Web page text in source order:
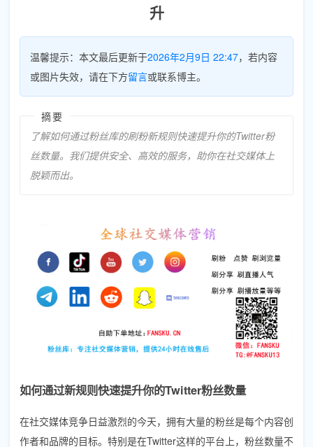
升
温馨提示：本文最后更新于2026年2月9日 22:47，若内容
或图片失效，请在下方留言或联系博主。
摘要
了解如何通过粉丝库的刷粉新规则快速提升你的Twitter粉
丝数量。我们提供安全、高效的服务，助你在社交媒体上
脱颖而出。
如何通过新规则快速提升你的Twitter粉丝数量
在社交媒体竞争日益激烈的今天，拥有大量的粉丝是每个内容创
作者和品牌的目标。特别是在Twitter这样的平台上，粉丝数量不